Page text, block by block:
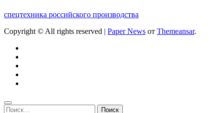
спецтехника российского производства
Copyright © All rights reserved | Paper News от Themeansar.
Найти: